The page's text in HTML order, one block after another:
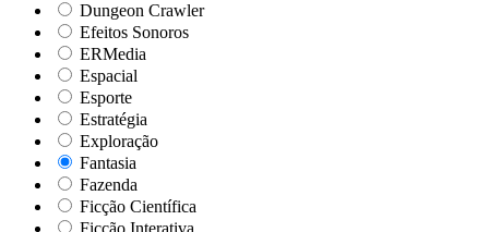
Dungeon Crawler
Efeitos Sonoros
ERMedia
Espacial
Esporte
Estratégia
Exploração
Fantasia
Fazenda
Ficção Científica